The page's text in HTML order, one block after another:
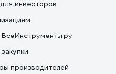
инвесторов
производителей